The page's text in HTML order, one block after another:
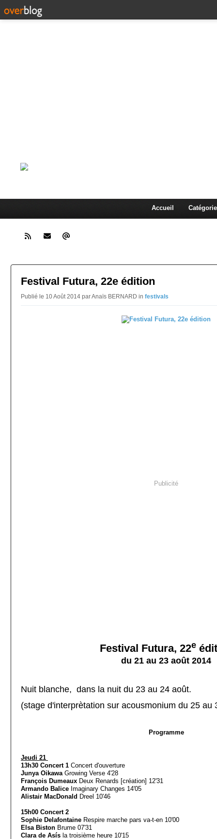
Accueil
Festival Futura, 22e édition
Publié le 10 Août 2014 par Anaïs BERNARD in festivals
Publicité
Festival Futura, 22e
du 21 au 23 août 2014
Nuit blanche, dans la nuit du 23 au 24 août.
(stage d'interprètation sur acousmonium du 25 au
Programme
Jeudi 21
13h30 Concert 1 Concert d'ouverture
Junya OikawaGrowing Verse 4'28
François Dumeaux Deux Renards [création] 12'31
Armando Balice Imaginary Changes 14'05
Alistair MacDonald Dreel 10'46
15h00 Concert 2
Sophie Delafontaine Respire marche pars va-t-en 10'00
Elsa Biston Brume 07'31
Clara de Asís la troisième heure 10'15